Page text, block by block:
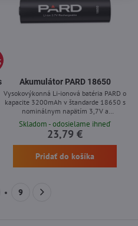
Akumulátor PARD 18650
Vysokovýkonná Li-ionová batéria PARD o
kapacite 3200mAh v štandarde 18650 s
nominálnym napätím 3,7V a
energetickým obsahom 11,84Wh je
vybavená vstavaným ochranným
obvodom.
Skladom - odosielame ihneď
23,79 €
Pridať do košíka
9